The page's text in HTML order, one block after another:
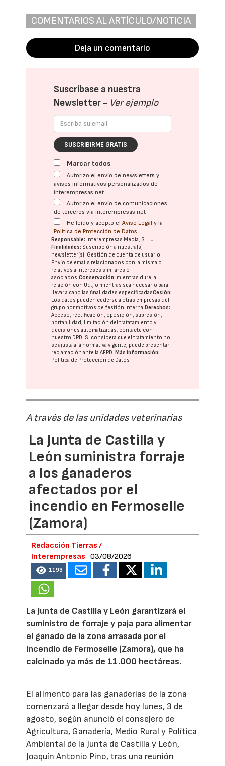
COMENTARIOS AL ARTÍCULO/NOTICIA
Deja un comentario
Suscríbase a nuestra
Newsletter - Ver ejemplo
SUSCRIBIRME GRATIS
Marcar todos
Autorizo el envío de newsletters y
avisos informativos personalizados de
interempresas.net
Autorizo el envío de comunicaciones
de terceros vía interempresas.net
He leído y acepto elAviso Legal y la
Política de Protección de Datos
Responsable: Interempresas Media, S.L.U.
Finalidades: Suscripción a nuestra(s)
newsletter(s). Gestión de cuenta de usuario.
Envío de emails relacionados con la misma o
relativos a intereses similares o
asociados.Conservación: mientras dure la
relación con Ud., o mientras sea necesario para
llevar a cabo las finalidades especificadasCesión:
Los datos pueden cederse a otras empresas del
grupo por motivos de gestión interna. Derechos:
Acceso, rectificación, oposición, supresión,
portabilidad, limitación del tratatamiento y
decisiones automatizadas: contacte con
nuestro DPD. Si considera que el tratamiento no
se ajusta a la normativa vigente, puede presentar
reclamación ante laAEPD. Más información:
Política de Protección de Datos
A través de las unidades veterinarias
La Junta de Castilla y
León suministra forraje
a los ganaderos
afectados por el
incendio en Fermoselle
(Zamora)
Redacción Tierras /
Interempresas
03/08/2026
1193
La Junta de Castilla y León garantizará el
suministro de forraje y paja para alimentar
el ganado de la zona arrasada por el
incendio de Fermoselle (Zamora), que ha
calcinado ya más de 11.000 hectáreas.
El alimento para las ganaderías de la zona
comenzará a llegar desde hoy lunes, 3 de
agosto, según anunció el consejero de
Agricultura, Ganadería, Medio Rural y Política
Ambiental de la Junta de Castilla y León,
Joaquín Antonio Pino, tras una reunión